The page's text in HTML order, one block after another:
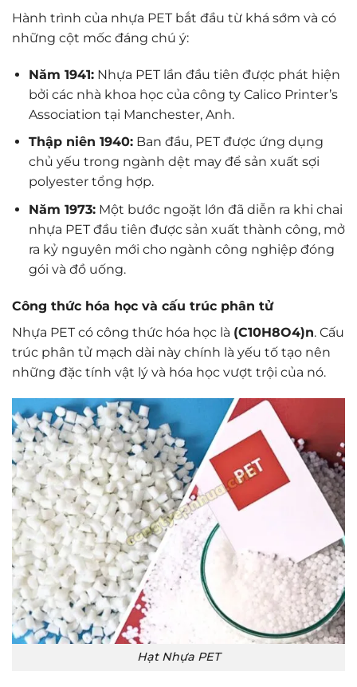
Hành trình của nhựa PET bắt đầu từ khá sớm và có
những cột mốc đáng chú ý:
Năm 1941:Nhựa PET lần đầu tiên được phát hiện
bởi các nhà khoa học của công ty Calico Printer’s
Association tại Manchester, Anh.
Thập niên 1940:Ban đầu, PET được ứng dụng
chủ yếu trong ngành dệt may để sản xuất sợi
polyester tổng hợp.
Năm 1973:Một bước ngoặt lớn đã diễn ra khi chai
nhựa PET đầu tiên được sản xuất thành công, mở
ra kỷ nguyên mới cho ngành công nghiệp đóng
gói và đồ uống.
Công thức hóa học và cấu trúc phân tử
Nhựa PET có công thức hóa học là (C10H8O4)n. Cấu
trúc phân tử mạch dài này chính là yếu tố tạo nên
những đặc tính vật lý và hóa học vượt trội của nó.
Hạt Nhựa PET